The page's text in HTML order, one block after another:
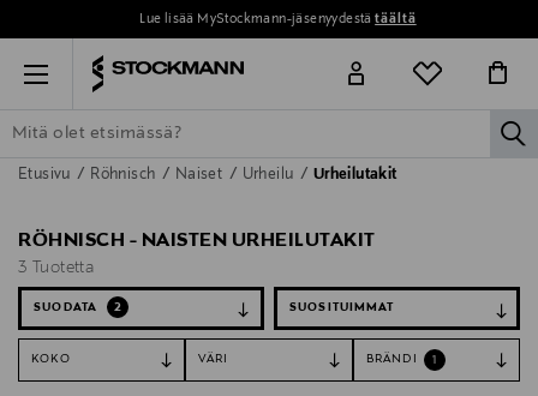
Lue lisää MyStockmann-jäsenyydestätäältä
Menu
ETSI KAIKKI NAISET MIEHET LAPSET KOTI
Etusivu Röhnisch Naiset Urheilu Urheilutakit
RÖHNISCH - NAISTEN URHEILUTAKIT
3 Tuotetta
SUODATA 2
KOKO VÄRI BRÄNDI 1